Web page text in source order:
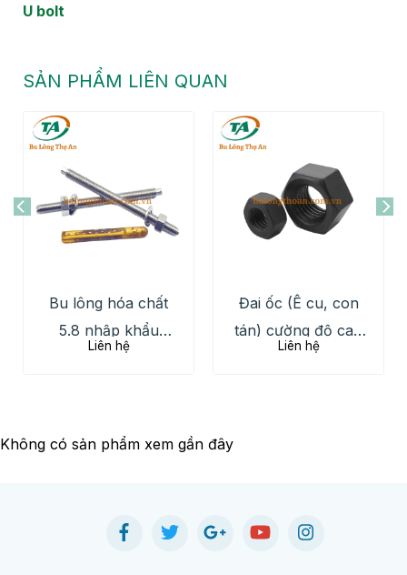
U bolt
SẢN PHẨM LIÊN QUAN
Bu lông hóa chất
5.8 nhập khẩu
chính hãng, số
Liên hệ
Đai ốc (Ê cu, con
tán) cường độ cao
8.8 10.9
Liên hệ
Không có sản phẩm xem gần đây